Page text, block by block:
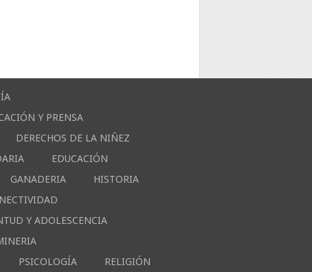
Y PRENSA
DERECHOS DE LA NIÑEZ
EDUCACIÓN
GANADERIA
HISTORIA
Y ADOLESCENCIA
PSICOLOGÍA
RELIGIÓN